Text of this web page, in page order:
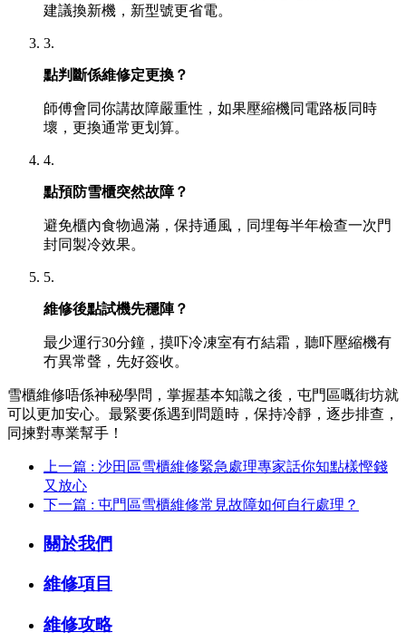
建議換新機，新型號更省電。
3.
點判斷係維修定更換？
師傅會同你講故障嚴重性，如果壓縮機同電路板同時
壞，更換通常更划算。
4.
點預防雪櫃突然故障？
避免櫃內食物過滿，保持通風，同埋每半年檢查一次門
封同製冷效果。
5.
維修後點試機先穩陣？
最少運行30分鐘，摸吓冷凍室有冇結霜，聽吓壓縮機有
冇異常聲，先好簽收。
雪櫃維修唔係神秘學問，掌握基本知識之後，屯門區嘅街坊就
可以更加安心。最緊要係遇到問題時，保持冷靜，逐步排查，
同揀對專業幫手！
上一篇 : 沙田區雪櫃維修緊急處理專家話你知點樣慳錢
又放心
下一篇 : 屯門區雪櫃維修常見故障如何自行處理？
關於我們
維修項目
維修攻略